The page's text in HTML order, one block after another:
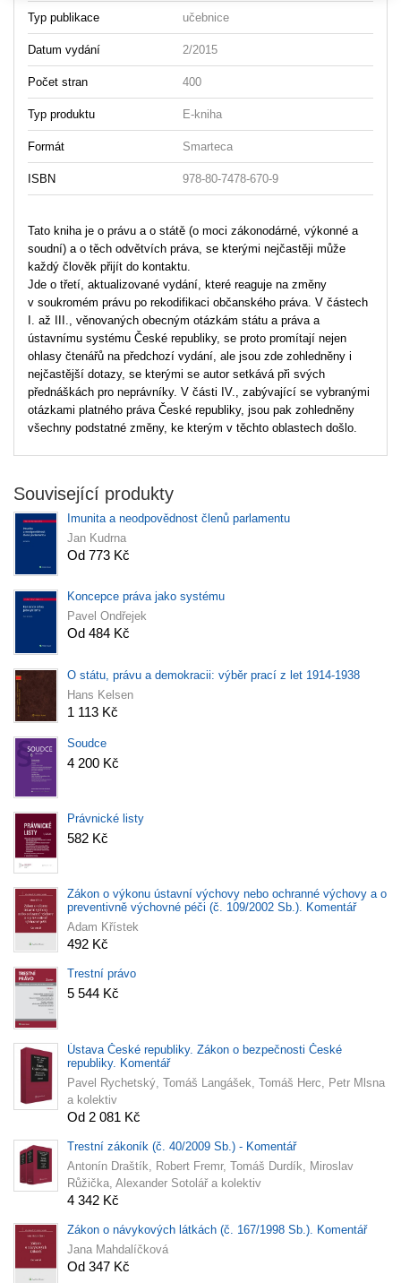
Typ publikace učebnice
Datum vydání 2/2015
Počet stran 400
Typ produktu E-kniha
Formát Smarteca
ISBN 978-80-7478-670-9
Tato kniha je o právu a o státě (o moci zákonodárné, výkonné a
soudní) a o těch odvětvích práva, se kterými nejčastěji může
každý člověk přijít do kontaktu.
Jde o třetí, aktualizované vydání, které reaguje na změny
v soukromém právu po rekodifikaci občanského práva. V částech
I. až III., věnovaných obecným otázkám státu a práva a
ústavnímu systému České republiky, se proto promítají nejen
ohlasy čtenářů na předchozí vydání, ale jsou zde zohledněny i
nejčastější dotazy, se kterými se autor setkává při svých
přednáškách pro neprávníky. V části IV., zabývající se vybranými
otázkami platného práva České republiky, jsou pak zohledněny
všechny podstatné změny, ke kterým v těchto oblastech došlo.
Související produkty
Imunita a neodpovědnost členů parlamentu
Jan Kudrna
Od 773 Kč
Koncepce práva jako systému
Pavel Ondřejek
Od 484 Kč
O státu, právu a demokracii: výběr prací z let 1914-1938
Hans Kelsen
1 113 Kč
Soudce
4 200 Kč
Právnické listy
582 Kč
Zákon o výkonu ústavní výchovy nebo ochranné výchovy a o
preventivně výchovné péči (č. 109/2002 Sb.). Komentář
Adam Křístek
492 Kč
Trestní právo
5 544 Kč
Ústava České republiky. Zákon o bezpečnosti České
republiky. Komentář
Pavel Rychetský, Tomáš Langášek, Tomáš Herc, Petr Mlsna
a kolektiv
Od 2 081 Kč
Trestní zákoník (č. 40/2009 Sb.) - Komentář
Antonín Draštík, Robert Fremr, Tomáš Durdík, Miroslav
Růžička, Alexander Sotolář a kolektiv
4 342 Kč
Zákon o návykových látkách (č. 167/1998 Sb.). Komentář
Jana Mahdalíčková
Od 347 Kč